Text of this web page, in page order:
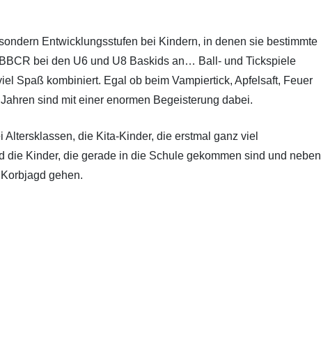
Entwicklungsstufen bei Kindern, in denen sie bestimmte
bei den U6 und U8 Baskids an… Ball- und Tickspiele
Spaß kombiniert. Egal ob beim Vampiertick, Apfelsaft, Feuer
sind mit einer enormen Begeisterung dabei.
die Kita-Kinder, die erstmal ganz viel
Kinder, die gerade in die Schule gekommen sind und neben
gehen.